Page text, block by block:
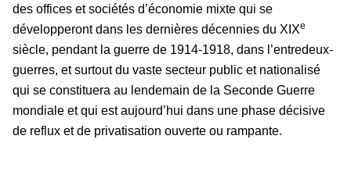
des offices et sociétés d’économie mixte qui se
développeront dans les dernières décennies du XIXe
siècle, pendant la guerre de 1914-1918, dans l’entredeux-
guerres, et surtout du vaste secteur public et nationalisé
qui se constituera au lendemain de la Seconde Guerre
mondiale et qui est aujourd’hui dans une phase décisive
de reflux et de privatisation ouverte ou rampante.